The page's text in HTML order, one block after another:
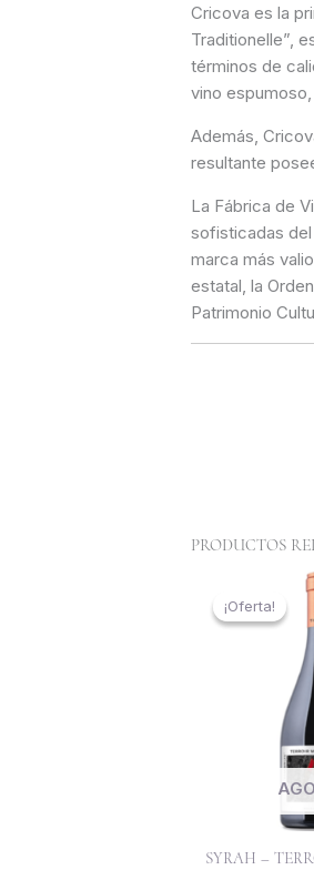
Cricova es la
Traditionelle”,
términos de
vino
Además,
resultante
La Fábrica de
sofisticadas
marca más
estatal, la
Patrimonio
PRODUCTOS
¡Oferta!
¡Oferta!
SYRAH –